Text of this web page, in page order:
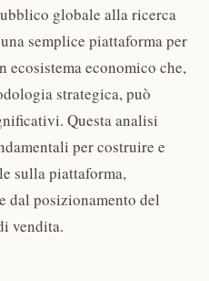
globale alla ricerca
semplice piattaforma per
ecosistema economico che,
strategica, può
Questa analisi
per costruire e
sulla piattaforma,
dal posizionamento del
vendita.